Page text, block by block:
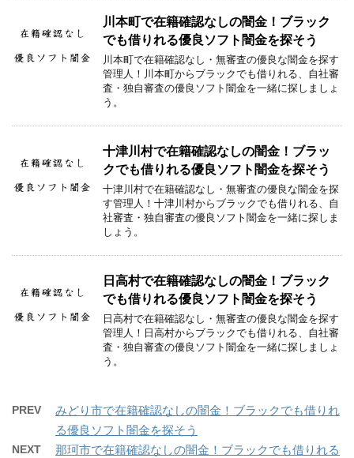
川本町で在籍確認なしの闇金！ブラック
でも借りれる優良ソフト闇金を探そう
川本町で在籍確認なし・無審査の優良な闇金を探す
管理人！川本町からブラックでも借りれる、自社審
査・独自審査の優良ソフト闇金を一緒に探しましょ
う。
十津川村で在籍確認なしの闇金！ブラッ
クでも借りれる優良ソフト闇金を探そう
十津川村で在籍確認なし・無審査の優良な闇金を探
す管理人！十津川村からブラックでも借りれる、自
社審査・独自審査の優良ソフト闇金を一緒に探しま
しょう。
日高村で在籍確認なしの闇金！ブラック
でも借りれる優良ソフト闇金を探そう
日高村で在籍確認なし・無審査の優良な闇金を探す
管理人！日高村からブラックでも借りれる、自社審
査・独自審査の優良ソフト闇金を一緒に探しましょ
う。
PREV
みどり市で在籍確認なしの闇金！ブラックでも借りれ
る優良ソフト闇金を探そう
NEXT
那珂市で在籍確認なしの闇金！ブラックでも借りれる